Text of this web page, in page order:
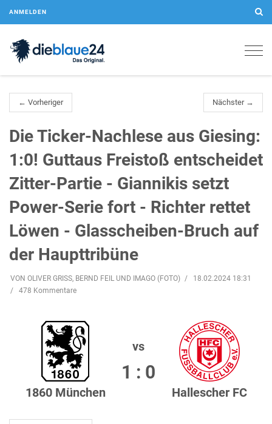
ANMELDEN
← Vorheriger Nächster →
Die Ticker-Nachlese aus Giesing:
1:0! Guttaus Freistoß entscheidet
Zitter-Partie - Giannikis setzt
Power-Serie fort - Richter rettet
Löwen - Glasscheiben-Bruch auf
der Haupttribüne
VON OLIVER GRISS, BERND FEIL UND IMAGO (FOTO)
18.02.2024 18:31
478 Kommentare
1860 München
vs
1 : 0
Hallescher FC